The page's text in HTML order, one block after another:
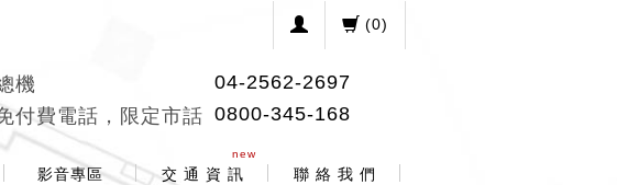
(0)
機
04-2562-2697
付費電話，限定市話 0800-345-168
影音專區
new
交 通 資 訊 聯 絡 我 們